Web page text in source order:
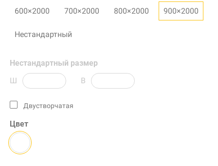
600×2000
700×2000 800×2000 900×2000
Нестандартный
Нестандартный размер
Ш
В
Двустворчатая
Цвет